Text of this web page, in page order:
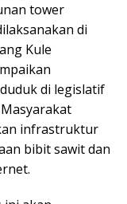
tower
di
Kule
di legislatif
infrastruktur
bibit sawit dan